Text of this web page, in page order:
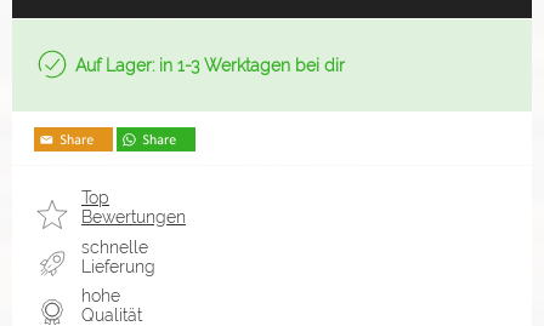
Auf Lager: in 1-3 Werktagen bei dir
Top
Bewertungen
schnelle
Lieferung
hohe
Qualität